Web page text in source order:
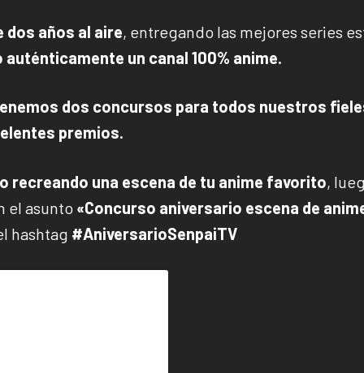
dos años al aire, entregando las mejores series
auténticamente un canal 100% anime.
dos concursos para todos nuestros
premios.
recreando una escena de tu anime favorito,
el asunto «Concurso aniversario escena de
hashtag #AniversarioSenpaiTV